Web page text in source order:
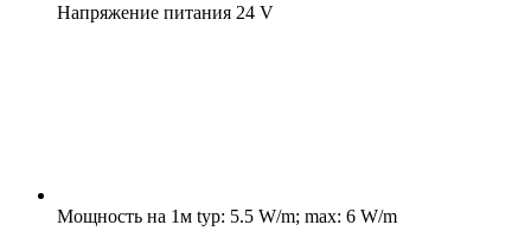
Напряжение питания 24 V
Мощность на 1м typ: 5.5 W/m; max: 6 W/m